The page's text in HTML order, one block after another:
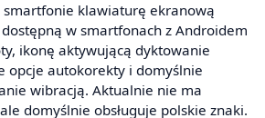
klawiaturę ekranową
w smartfonach z Androidem
ikonę aktywującą dyktowanie
opcje autokorekty i domyślnie
wibracją. Aktualnie nie ma
domyślnie obsługuje polskie znaki.